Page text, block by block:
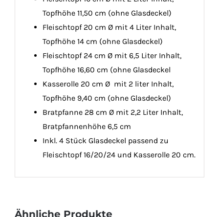
Topfhöhe 11,50 cm (ohne Glasdeckel)
Fleischtopf 20 cm Ø mit 4 Liter Inhalt,
Topfhöhe 14 cm (ohne Glasdeckel)
Fleischtopf 24 cm Ø mit 6,5 Liter Inhalt,
Topfhöhe 16,60 cm (ohne Glasdeckel
Kasserolle 20 cm Ø mit 2 liter Inhalt,
Topfhöhe 9,40 cm (ohne Glasdeckel)
Bratpfanne 28 cm Ø mit 2,2 Liter Inhalt,
Bratpfannenhöhe 6,5 cm
Inkl. 4 Stück Glasdeckel passend zu
Fleischtopf 16/20/24 und Kasserolle 20 cm.
Ähnliche Produkte